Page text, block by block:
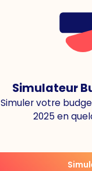
Simulateur
Simuler votre
2025 en